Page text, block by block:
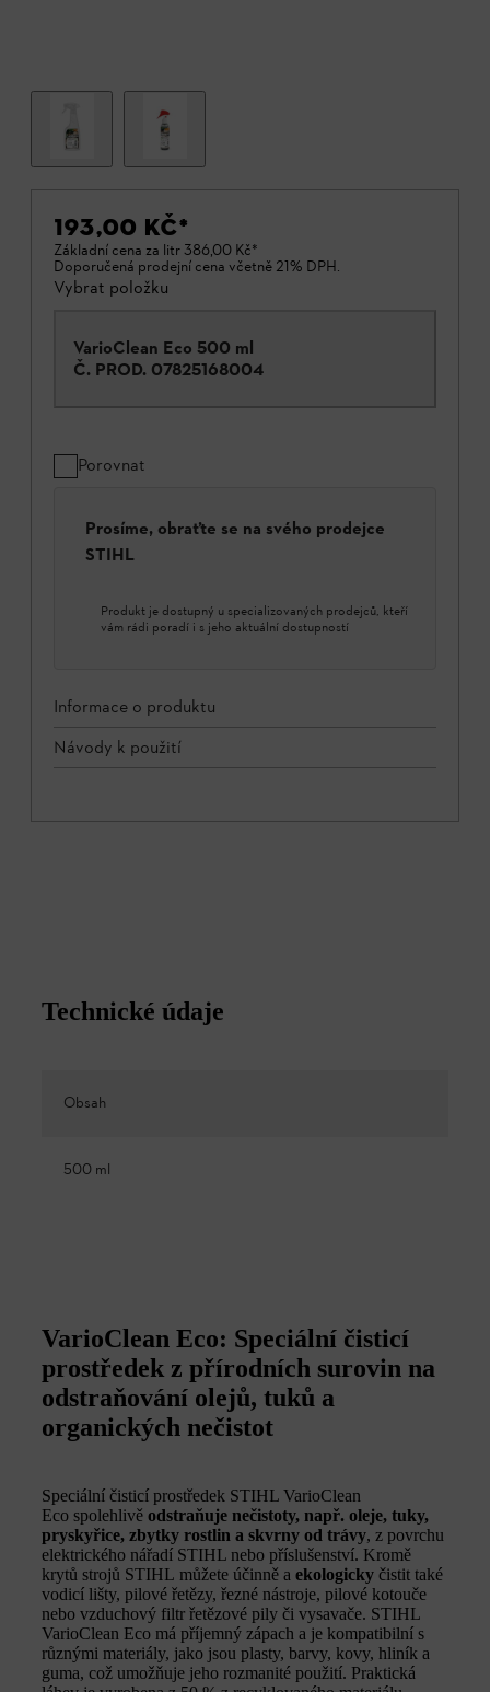
193,00 KČ*
Základní cena za litr 386,00 Kč*
Doporučená prodejní cena včetně 21% DPH.
Vybrat položku
VarioClean Eco 500 ml
Č. PROD. 07825168004
Porovnat
Prosíme, obraťte se na svého prodejce
STIHL
Produkt je dostupný u specializovaných prodejců, kteří
vám rádi poradí i s jeho aktuální dostupností
Informace o produktu
Návody k použití
Technické údaje
Obsah
500 ml
VarioClean Eco: Speciální čisticí
prostředek z přírodních surovin na
odstraňování olejů, tuků a
organických nečistot
Speciální čisticí prostředek STIHL VarioClean
Eco spolehlivě odstraňuje nečistoty, např. oleje, tuky,
pryskyřice, zbytky rostlin a skvrny od trávy, z povrchu
elektrického nářadí STIHL nebo příslušenství. Kromě
krytů strojů STIHL můžete účinně a ekologicky čistit také
vodicí lišty, pilové řetězy, řezné nástroje, pilové kotouče
nebo vzduchový filtr řetězové pily či vysavače. STIHL
VarioClean Eco má příjemný zápach a je kompatibilní s
různými materiály, jako jsou plasty, barvy, kovy, hliník a
guma, což umožňuje jeho rozmanité použití. Praktická